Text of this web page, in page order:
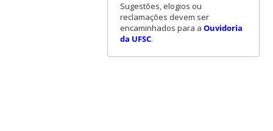
Sugestões, elogios ou
reclamações devem ser
encaminhados para a Ouvidoria
da UFSC.